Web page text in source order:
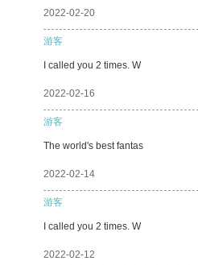
2022-02-20
游客
I called you 2 times. W
2022-02-16
游客
The world's best fantas
2022-02-14
游客
I called you 2 times. W
2022-02-12